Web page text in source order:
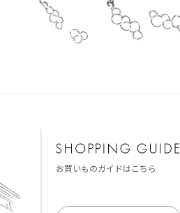
お買いものガイドはこちら